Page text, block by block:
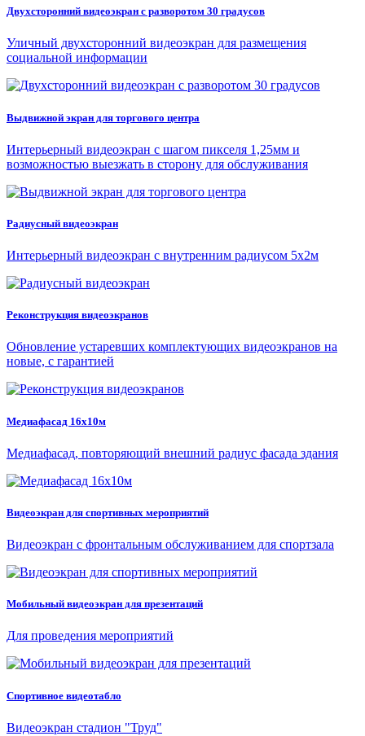
Двухсторонний видеоэкран с разворотом 30 градусов
Уличный двухсторонний видеоэкран для размещения
социальной информации
Выдвижной экран для торгового центра
Интерьерный видеоэкран с шагом пикселя 1,25мм и
возможностью выезжать в сторону для обслуживания
Радиусный видеоэкран
Интерьерный видеоэкран с внутренним радиусом 5х2м
Реконструкция видеоэкранов
Обновление устаревших комплектующих видеоэкранов на
новые, с гарантией
Медиафасад 16х10м
Медиафасад, повторяющий внешний радиус фасада здания
Видеоэкран для спортивных мероприятий
Видеоэкран с фронтальным обслуживанием для спортзала
Мобильный видеоэкран для презентаций
Для проведения мероприятий
Спортивное видеотабло
Видеоэкран стадион "Труд"